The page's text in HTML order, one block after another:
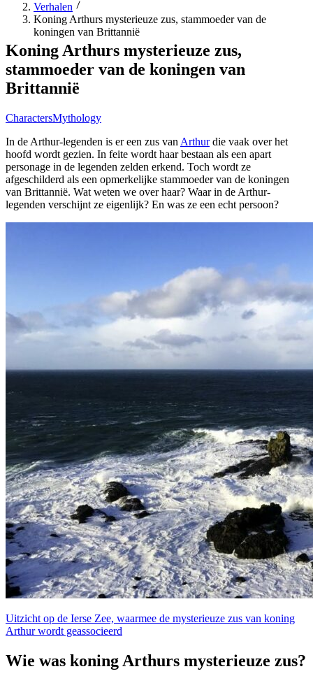
Verhalen
Koning Arthurs mysterieuze zus, stammoeder van de
koningen van Brittannië
Koning Arthurs mysterieuze zus,
stammoeder van de koningen van
Brittannië
CharactersMythology
In de Arthur-legenden is er een zus van Arthurdie vaak over het
hoofd wordt gezien. In feite wordt haar bestaan als een apart
personage in de legenden zelden erkend. Toch wordt ze
afgeschilderd als een opmerkelijke stammoeder van de koningen
van Brittannië. Wat weten we over haar? Waar in de Arthur-
legenden verschijnt ze eigenlijk? En was ze een echt persoon?
Uitzicht op de Ierse Zee, waarmee de mysterieuze zus van koning
Arthur wordt geassocieerd
Wie was koning Arthurs mysterieuze zus?